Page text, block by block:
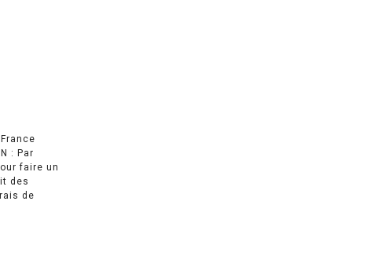
: Par
faire un
des
de